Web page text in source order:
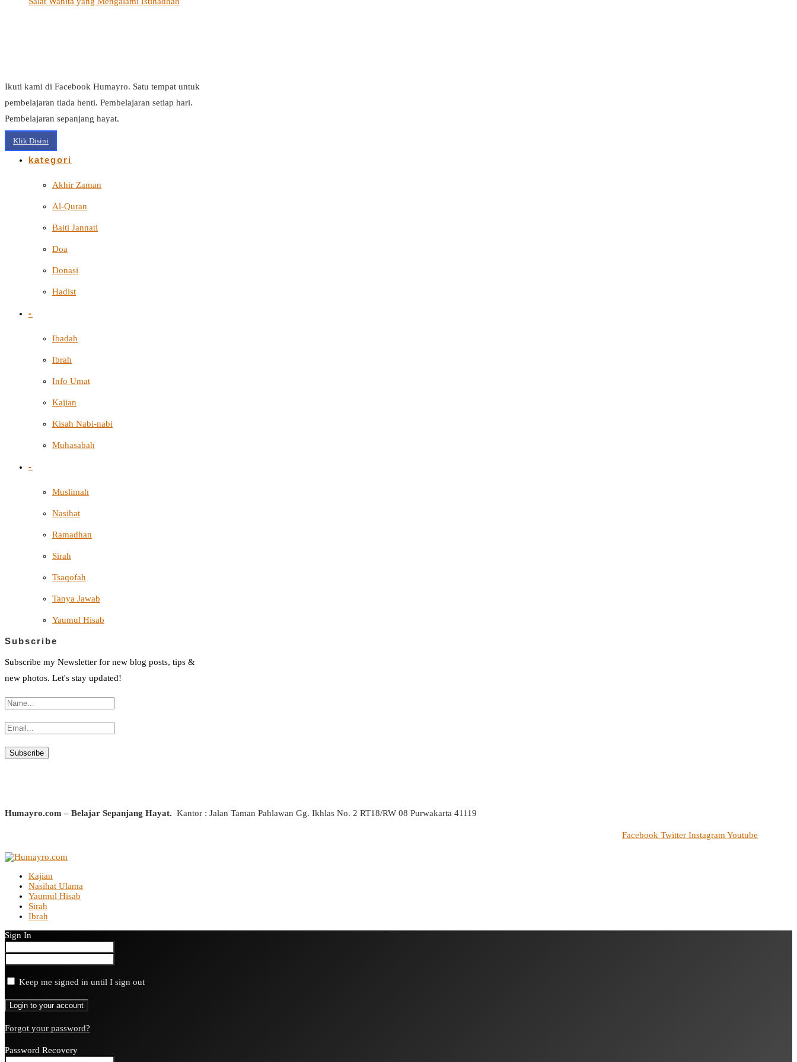
Ikuti kami di Facebook Humayro. Satu tempat untuk
pembelajaran tiada henti. Pembelajaran setiap hari.
Pembelajaran sepanjang hayat.
Klik Disini
kategori
Akhir Zaman
Al-Quran
Baiti Jannati
Doa
Donasi
Hadist
-
Ibadah
Ibrah
Info Umat
Kajian
Kisah Nabi-nabi
Muhasabah
-
Muslimah
Nasihat
Ramadhan
Sirah
Tsaqofah
Tanya Jawab
Yaumul Hisab
Subscribe
Subscribe my Newsletter for new blog posts, tips &
new photos. Let's stay updated!
Humayro.com – Belajar Sepanjang Hayat. Kantor : Jalan Taman Pahlawan Gg. Ikhlas No. 2 RT18/RW 08 Purwakarta 41119
Facebook Twitter InstagramYoutube
Kajian
Nasihat Ulama
Yaumul Hisab
Sirah
Ibrah
Sign In
Keep me signed in until I sign out
Forgot your password?
Password Recovery